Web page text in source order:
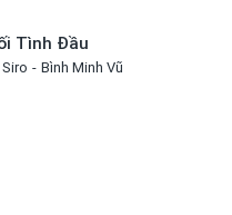
Tình Đầu
Bình Minh Vũ